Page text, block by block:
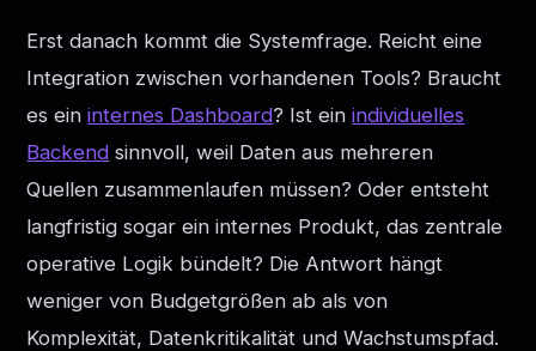
Erst danach kommt die Systemfrage. Reicht eine
Integration zwischen vorhandenen Tools? Braucht
es eininternes Dashboard? Ist einindividuelles
Backend sinnvoll, weil Daten aus mehreren
Quellen zusammenlaufen müssen? Oder entsteht
langfristig sogar ein internes Produkt, das zentrale
operative Logik bündelt? Die Antwort hängt
weniger von Budgetgrößen ab als von
Komplexität, Datenkritikalität und Wachstumspfad.